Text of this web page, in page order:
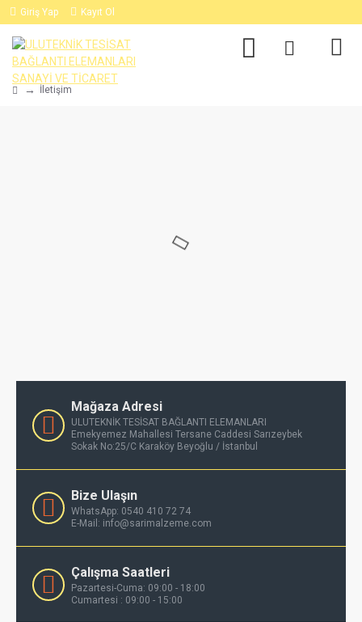
Giriş Yap Kayıt Ol
İletişim
Mağaza Adresi
ULUTEKNİK TESİSAT BAĞLANTI ELEMANLARI
Emekyemez Mahallesi Tersane Caddesi Sarızeybek
Sokak No:25/C Karaköy Beyoğlu / İstanbul
Bize Ulaşın
WhatsApp: 0540 410 72 74
E-Mail: info@sarimalzeme.com
Çalışma Saatleri
Pazartesi-Cuma: 09:00 - 18:00
Cumartesi : 09:00 - 15:00